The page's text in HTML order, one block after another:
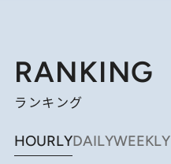
RANKING
ランキング
HOURLYDAILYWEEKLY